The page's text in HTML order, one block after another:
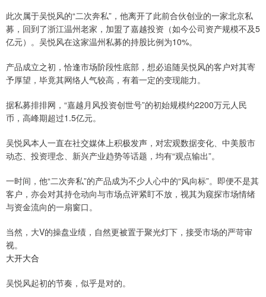
此次属于吴悦风的“二次奔私”，他离开了此前合伙创业的一家北京私
募，回到了浙江温州老家，加盟了嘉越投资（如今公司资产规模不及5
亿元）。吴悦风在这家温州私募的持股比例为10%。
产品成立之初，恰逢市场阶段性底部，想必追随吴悦风的客户对其寄
予厚望，毕竟其网络人气较高，有着一定的变现能力。
据私募排排网，“嘉越月风投资创世号”的初始规模约2200万元人民
币，高峰期超过1.5亿元。
吴悦风本人一直在社交媒体上积极发声，对宏观数据变化、中美股市
动态、投资理念、新兴产业趋势等话题，均有“观点输出”。
一时间，他“二次奔私”的产品成为不少人心中的“风向标”。即便不是其
客户，亦会对其持仓动向与市场点评紧盯不放，视其为窥探市场情绪
与资金流向的一扇窗口。
当然，大V的操盘业绩，自然更被置于聚光灯下，接受市场的严苛审
视。
大开大合
吴悦风起初的节奏，似乎是对的。